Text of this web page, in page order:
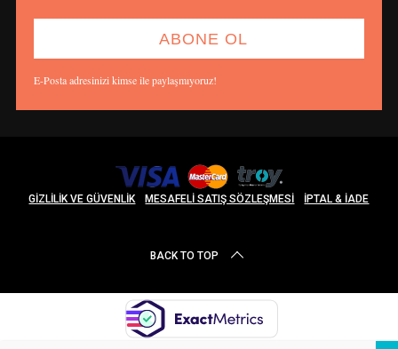
E-Posta adresinizi kimse ile paylaşmıyoruz!
GIZLILIK VE GÜVENLIK MESAFELI SATIŞ SÖZLEŞMESI İPTAL & İADE
BACK TO TOP